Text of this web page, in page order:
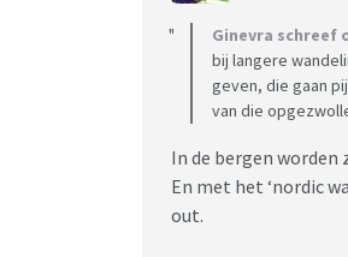
Ginevra schreef
bij langere
geven, die gaan
van die
In de bergen
En met het ‘nordic
out.